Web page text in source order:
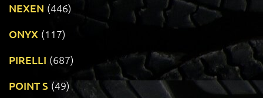
NEXEN (446)
ONYX (117)
PIRELLI (687)
POINT S (49)